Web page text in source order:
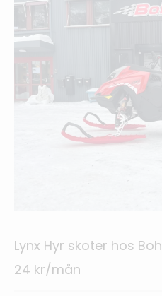
Lynx Hyr skoter hos
24 kr/mån